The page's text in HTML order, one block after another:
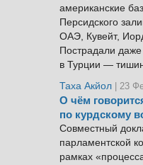
американские
Персидского
ОАЭ, Кувейт,
Пострадали
в Турции —
Таха Акйол | 23
О чём
по курдскому
Совместный
парламентской
рамках